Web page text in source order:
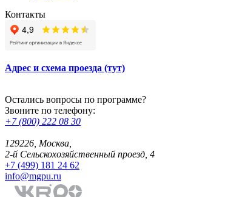
Контакты
Адрес и схема проезда (тут)
Остались вопросы по программе?
Звоните по телефону:
+7 (800) 222 08 30
129226, Москва,
2-й Сельскохозяйственный проезд, 4
+7 (499) 181 24 62
info@mgpu.ru